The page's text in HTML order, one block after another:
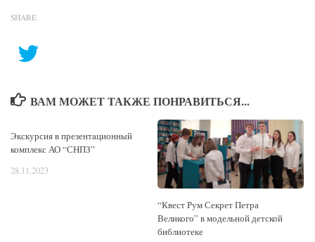
SHARE
ВАМ МОЖЕТ ТАКЖЕ ПОНРАВИТЬСЯ...
Экскурсия в презентационный
комплекс АО “СНПЗ”
28.11.2023
“Квест Рум Секрет Петра
Великого” в модельной детской
библиотеке